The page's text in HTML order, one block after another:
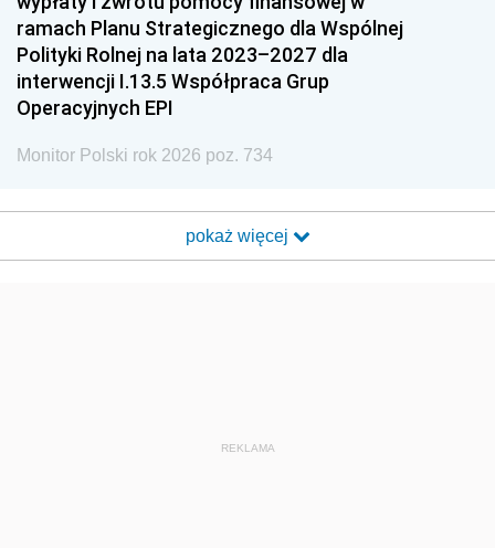
ramach Planu Strategicznego dla Wspólnej
Polityki Rolnej na lata 2023–2027 dla
interwencji I.13.5 Współpraca Grup
Operacyjnych EPI
Monitor Polski rok 2026 poz. 734
pokaż więcej
REKLAMA